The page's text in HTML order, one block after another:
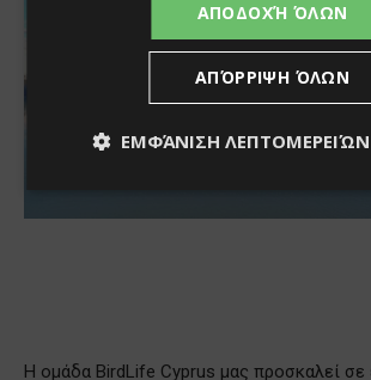
ΑΠΟΔΟΧΉ ΌΛΩΝ
ΑΠΌΡΡΙΨΗ ΌΛΩΝ
ΕΜΦΆΝΙΣΗ ΛΕΠΤΟΜΕΡΕΙΏΝ